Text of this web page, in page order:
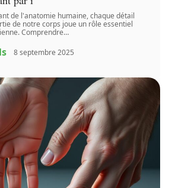
de l'anatomie humaine, chaque détail
de notre corps joue un rôle essentiel
Comprendre…
8 septembre 2025